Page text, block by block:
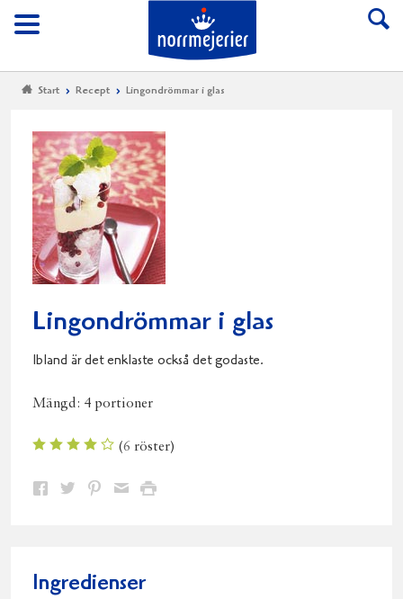
Meny
Till Norrmejerier
Start Recept Lingondrömmar i glas
Lingondrömmar i glas
Ibland är det enklaste också det godaste.
Mängd: 4 portioner
(6 röster)
Dela Dela Dela DelaSkriv
Ingredienser